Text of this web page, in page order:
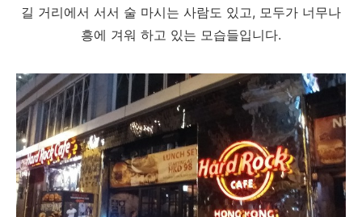
길 거리에서 서서 술 마시는 사람도 있고, 모두가 너무나
흥에 겨워 하고 있는 모습들입니다.